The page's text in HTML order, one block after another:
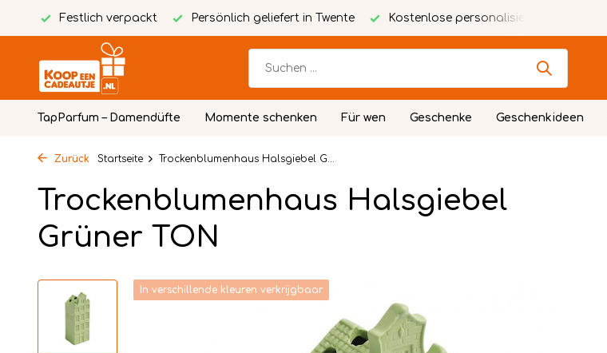
Festlich verpackt Persönlich geliefert in Twente Kostenlose personalisierte Karte
TapParfum – Damendüfte Momente schenken Für wen Geschenke Geschenkideen
Zurück Startseite Trockenblumenhaus Halsgiebel G...
Trockenblumenhaus Halsgiebel
Grüner TON
In verschillende kleuren verkrijgbaar